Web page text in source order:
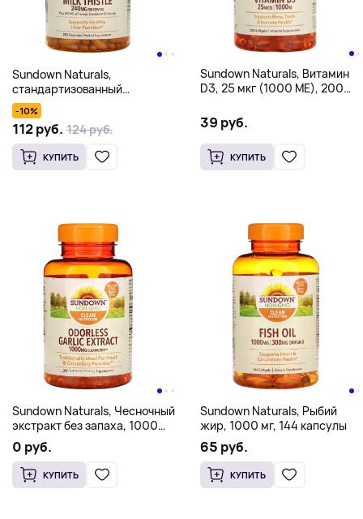
Sundown Naturals,
стандартизованный
расторопша, 240 мг, 250
капсул (120 мг в 1 капсуле)
-10%
112 руб. 124 руб.
КУПИТЬ
Sundown Naturals, Витамин
D3, 25 мкг (1000 МЕ), 200
39 руб.
КУПИТЬ
Sundown Naturals, Чесночный
экстракт без запаха, 1000
мг, 250 мягких таблеток
0 руб.
КУПИТЬ
Sundown Naturals, Рыбий
жир, 1000 мг, 144 капсулы
65 руб.
КУПИТЬ